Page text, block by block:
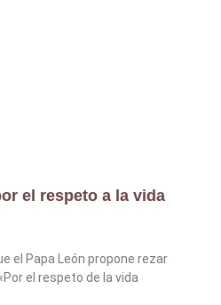
el respeto a la vida
el Papa León propone rezar
el respeto de la vida